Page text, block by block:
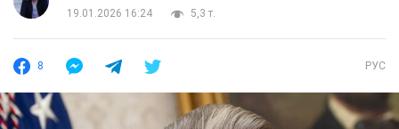
19.01.2026 16:24
5,3 т.
8 РУС